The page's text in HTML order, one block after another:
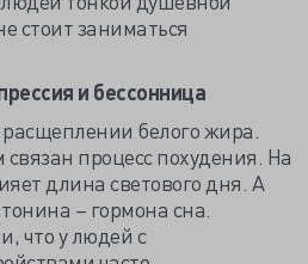
стоит заниматься
и бессонница
белого жира.
процесс похудения. На
длина светового дня. А
– гормона сна.
что у людей с